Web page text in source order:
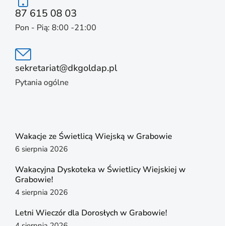
87 615 08 03
Pon - Pią: 8:00 -21:00
sekretariat@dkgoldap.pl
Pytania ogólne
Wakacje ze Świetlicą Wiejską w Grabowie
6 sierpnia 2026
Wakacyjna Dyskoteka w Świetlicy Wiejskiej w
Grabowie!
4 sierpnia 2026
Letni Wieczór dla Dorosłych w Grabowie!